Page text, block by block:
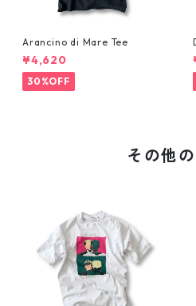
Arancino di Mare Tee
¥4,620
30%OFF
その他